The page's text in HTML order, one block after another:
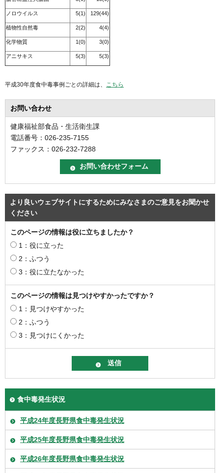
ノロウイルス 5(1) 129(44)
植物性自然毒 2(2) 4(4)
化学物質 1(0) 3(0)
アニサキス 5(3) 5(3)
平成30年度食中毒事例ごとの詳細は、 こちら
お問い合わせ
健康福祉部食品・生活衛生課
電話番号：026-235-7155
ファックス：026-232-7288
より良いウェブサイトにするためにみなさまのご意見をお聞かせ
ください
このページの情報は役に立ちましたか？
1：役に立った
2：ふつう
3：役に立たなかった
このページの情報は見つけやすかったですか？
1：見つけやすかった
2：ふつう
3：見つけにくかった
食中毒発生状況
平成24年度長野県食中毒発生状況
平成25年度長野県食中毒発生状況
平成26年度長野県食中毒発生状況